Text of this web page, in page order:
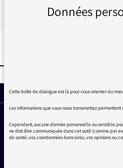
Données
Cette boîte de dialogue est là pour vous orienter du
Les informations que vous nous transmettez
Cependant, aucune donnée personnelle ou sensible
ne doit être communiquée dans cet outil (comme par
de santé, vos coordonnées bancaires, vos opinions ou